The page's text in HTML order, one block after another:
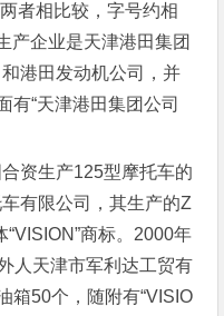
者相比较，字号约相
产企业是天津港田集团
港田发动机公司，并
有“天津港田集团公司
资生产125型摩托车的
有限公司，其生产的Z
商标。2000年
人天津市军利达工贸有
箱50个，随附有“VISIO